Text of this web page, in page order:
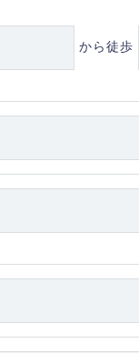
から徒歩